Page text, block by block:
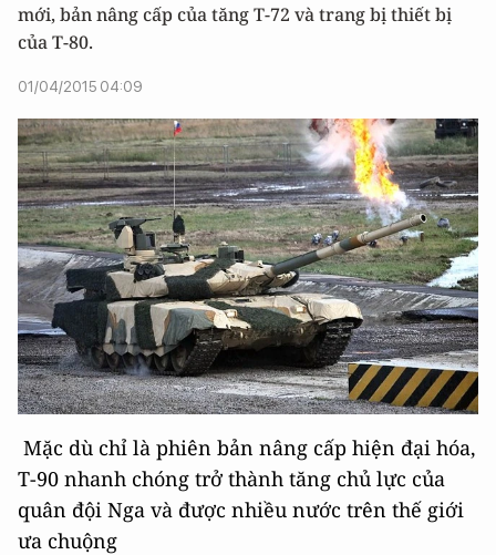
mới, bản nâng cấp của tăng T-72 và trang bị thiết bị
của T-80.
01/04/2015 04:09
Mặc dù chỉ là phiên bản nâng cấp hiện đại hóa,
T-90 nhanh chóng trở thành tăng chủ lực của
quân đội Nga và được nhiều nước trên thế giới
ưa chuộng